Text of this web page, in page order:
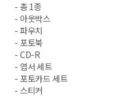
- 총 1종
- 아웃박스
- 파우치
- 포토북
- CD-R
- 엽서 세트
- 포토카드 세트
- 스티커